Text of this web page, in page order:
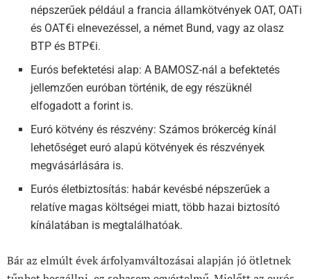
népszerűek például a francia államkötvények OAT, OATi
és OAT€i elnevezéssel, a német Bund, vagy az olasz
BTP és BTP€i.
Eurós befektetési alap: A BAMOSZ-nál a befektetés
jellemzően euróban történik, de egy részüknél
elfogadott a forint is.
Euró kötvény és részvény: Számos brókercég kínál
lehetőséget euró alapú kötvények és részvények
megvásárlására is.
Eurós életbiztosítás: habár kevésbé népszerűek a
relatíve magas költségei miatt, több hazai biztosító
kínálatában is megtalálhatóak.
Bár az elmúlt évek árfolyamváltozásai alapján jó ötletnek